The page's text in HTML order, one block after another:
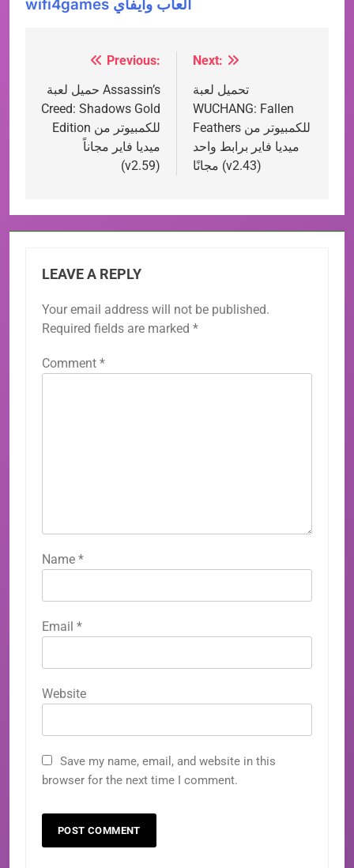
wifi4games العاب وايفاي
navigation
Previous:
حميل لعبة Assassin’s
Creed: Shadows Gold
Edition للكمبيوتر من
ميديا فاير مجاناً
(v2.59)
Next:
تحميل لعبة
WUCHANG: Fallen
Feathers للكمبيوتر من
ميديا فاير برابط واحد
مجانًا (v2.43)
LEAVE A REPLY
Your email address will not be published.
Required fields are marked *
Comment *
Name *
Email *
Website
Save my name, email, and website in this
browser for the next time I comment.